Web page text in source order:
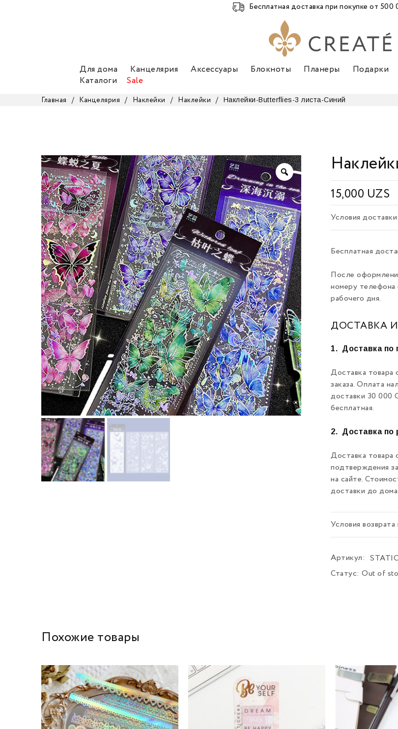
Бесплатная доставка при покупке от
Для дома Канцелярия Аксессуары Блокноты Планеры Подарки
Каталоги
Sale
Главная / Канцелярия / Наклейки / Наклейки / Наклейки-Butterflies-3 листа-Синий
15,000 UZS
Условия доставки
Бесплатная
После
номеру телефона
рабочего дня.
ДОСТАВКА
1. Доставка по
Доставка товара
заказа. Оплата
доставки 30 000
бесплатная.
2. Доставка по
Доставка товара
подтверждения
на сайте.
доставки до дома
Условия возврата
Артикул:
Статус: Out of
Похожие товары